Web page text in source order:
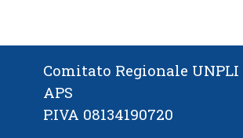
Comitato Regionale
APS
P.IVA 08134190720